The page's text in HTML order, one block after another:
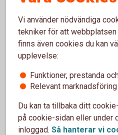
Vilket är det lägsta
Vi använder nödvändiga
tekniker för att
finns även cookies du kan
upplevelse:
Funktioner, prestanda
Relevant marknadsföring
Du kan ta tillbaka ditt
på cookie-sidan eller under
inloggad. Så hanterar vi